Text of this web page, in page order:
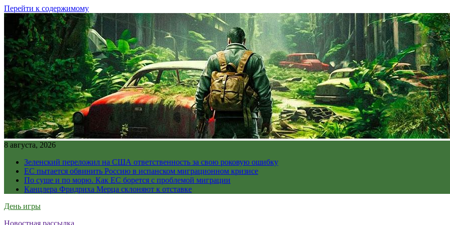
Перейти к содержимому
8 августа, 2026
Зеленский переложил на США ответственность за свою роковую ошибку
ЕС пытается обвинить Россию в испанском миграционном кризисе
По суше и по морю. Как ЕС борется с проблемой миграции
Канцлера Фридриха Мерца склоняют к отставке
День игры
Новостная рассылка